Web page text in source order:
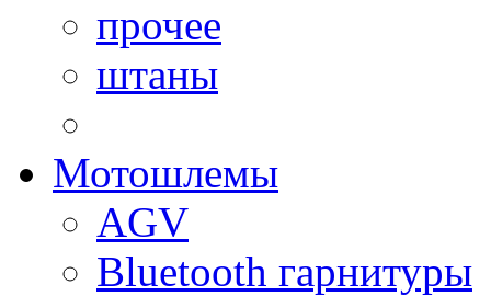
прочее
штаны
Мотошлемы
AGV
Bluetooth гарнитуры